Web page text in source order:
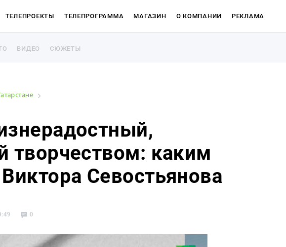
ВИДЕО СЮЖЕТЫ
ТЕЛЕПРОЕКТЫ ТЕЛЕПРОГРАММА
ПЛАНЕТА
МАГАЗИН О КОМПАНИИ РЕКЛАМА
ВИДЕО СЮЖЕТЫ
творчеством: каким
Севостьянова
0